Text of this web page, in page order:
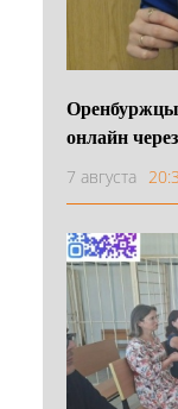
Оренбуржцы
онлайн
7 августа